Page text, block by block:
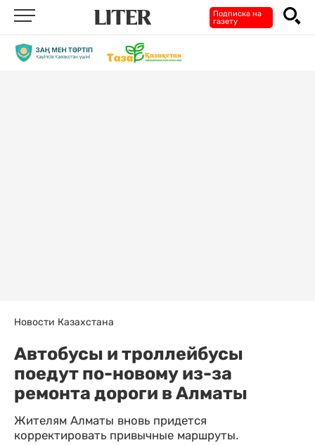
Подписка на
газету
Новости Казахстана
Автобусы и троллейбусы
поедут по-новому из-за
ремонта дороги в Алматы
Жителям Алматы вновь придется
корректировать привычные маршруты.